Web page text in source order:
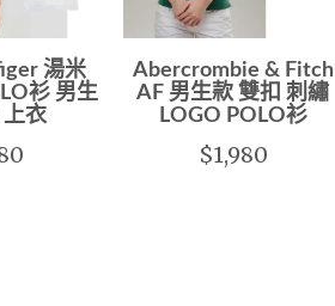
湯米
衫 男生
上衣
Abercrombie & Fitch
AF 男生款 雙扣 刺繡
LOGO POLO衫
$1,980